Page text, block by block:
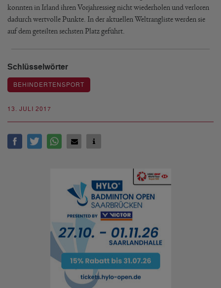
13. JULI 2017
konnten in Irland ihren Vorjahressieg nicht wiederholen und verloren
dadurch wertvolle Punkte. In der aktuellen Weltrangliste werden sie
auf dem geteilten sechsten Platz geführt.
Schlüsselwörter
BEHINDERTENSPORT